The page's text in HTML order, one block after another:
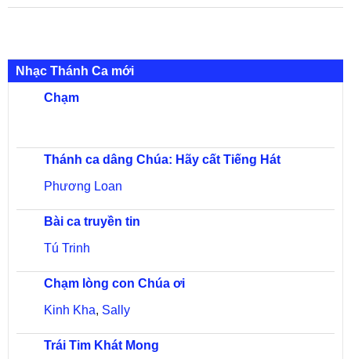
Nhạc Thánh Ca mới
Chạm
Thánh ca dâng Chúa: Hãy cất Tiếng Hát
Phương Loan
Bài ca truyền tin
Tú Trinh
Chạm lòng con Chúa ơi
Kinh Kha, Sally
Trái Tim Khát Mong